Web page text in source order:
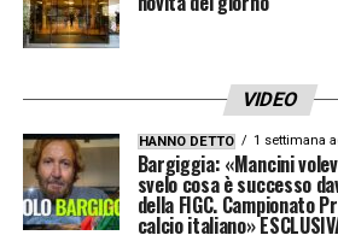
VIDEO
HANNO DETTO 1 settimana
Bargiggia: «Mancini
svelo cosa è successo
della FIGC. Campionato
calcio italiano»